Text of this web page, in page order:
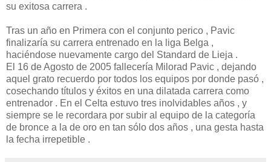
su exitosa carrera .
Tras un año en Primera con el conjunto perico , Pavic
finalizaría su carrera entrenado en la liga Belga ,
haciéndose nuevamente cargo del Standard de Lieja .
El 16 de Agosto de 2005 fallecería Milorad Pavic , dejando
aquel grato recuerdo por todos los equipos por donde pasó ,
cosechando títulos y éxitos en una dilatada carrera como
entrenador . En el Celta estuvo tres inolvidables años , y
siempre se le recordara por subir al equipo de la categoría
de bronce a la de oro en tan sólo dos años , una gesta hasta
la fecha irrepetible .